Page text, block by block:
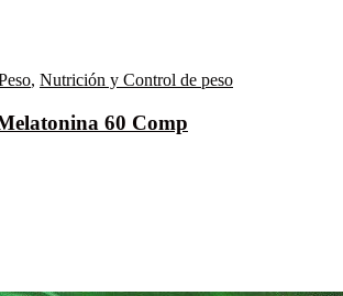
, Nutrición y Control de peso
60 Comp